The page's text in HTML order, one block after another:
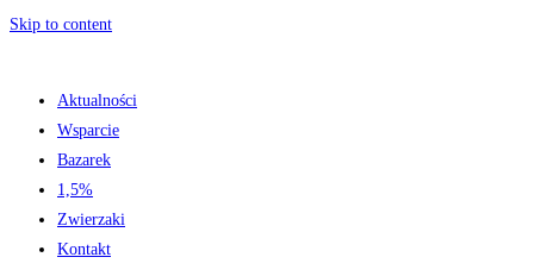
Skip to content
Aktualności
Wsparcie
Bazarek
1,5%
Zwierzaki
Kontakt